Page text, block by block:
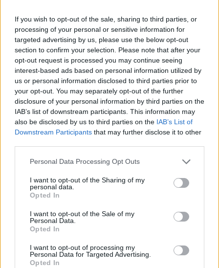
If you wish to opt-out of the sale, sharing to third parties, or
processing of your personal or sensitive information for
targeted advertising by us, please use the below opt-out
section to confirm your selection. Please note that after your
opt-out request is processed you may continue seeing
interest-based ads based on personal information utilized by
us or personal information disclosed to third parties prior to
your opt-out. You may separately opt-out of the further
disclosure of your personal information by third parties on the
IAB’s list of downstream participants. This information may
also be disclosed by us to third parties on the IAB’s List of
Downstream Participants that may further disclose it to other
Personal Data Processing Opt Outs
I want to opt-out of the Sharing of my
personal data.
Opted In
I want to opt-out of the Sale of my
Personal Data.
Opted In
I want to opt-out of processing my
Personal Data for Targeted Advertising.
Opted In